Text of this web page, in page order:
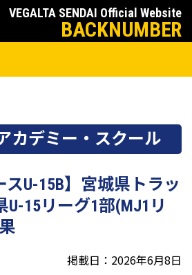
VEGALTA SENDAI Official Website
BACKNUMBER
カデミー・スクール
スU-15B】宮城県トラッ
15リーグ1部(MJ1リ
掲載日：2026年6月8日